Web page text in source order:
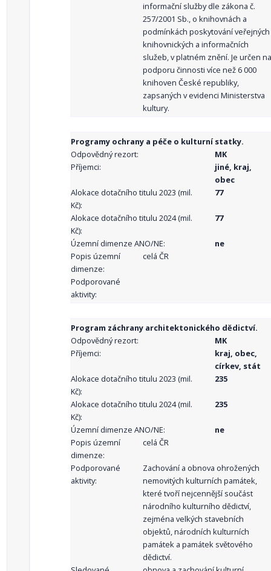
informační služby dle zákona č.
257/2001 Sb., o knihovnách a
podmínkách poskytování veřejných
knihovnických a informačních
služeb, v platném znění. Je určen na
podporu činnosti více než 6 000
knihoven České republiky,
zapsaných v evidenci Ministerstva
kultury.
Programy ochrany a péče o kulturní statky.
Odpovědný rezort:
MK
Příjemci:
jiné, kraj,
obec
Alokace dotačního titulu 2023 (mil.
Kč):
77
Alokace dotačního titulu 2024 (mil.
Kč):
77
Územní dimenze ANO/NE:
ne
Popis územní
dimenze:
celá ČR
Podporované
aktivity:
Program záchrany architektonického dědictví.
Odpovědný rezort:
MK
Příjemci:
kraj, obec,
církev, stát
Alokace dotačního titulu 2023 (mil.
Kč):
235
Alokace dotačního titulu 2024 (mil.
Kč):
235
Územní dimenze ANO/NE:
ne
Popis územní
dimenze:
celá ČR
Podporované
aktivity:
Zachování a obnova ohrožených
nemovitých kulturních památek,
které tvoří nejcennější součást
národního kulturního dědictví,
zejména velkých stavebních
objektů, národních kulturních
památek a památek světového
dědictví.